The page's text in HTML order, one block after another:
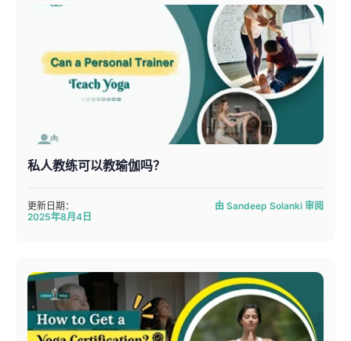
私人教练可以教瑜伽吗？
更新日期：
2025年8月4日
由 Sandeep Solanki 审阅